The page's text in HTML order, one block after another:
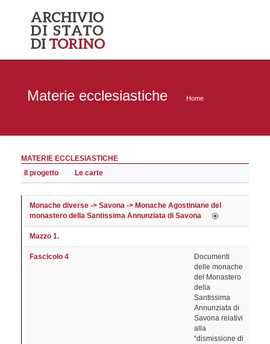
Materie ecclesiastiche Home
MATERIE ECCLESIASTICHE
Il progetto
Le carte
Monache diverse -> Savona -> Monache Agostiniane del
monastero della Santissima Annunziata di Savona
Mazzo 1.
Fascicolo 4
Documenti
delle monache
del Monastero
della
Santissima
Annunziata di
Savona relativi
alla
“dismissione di